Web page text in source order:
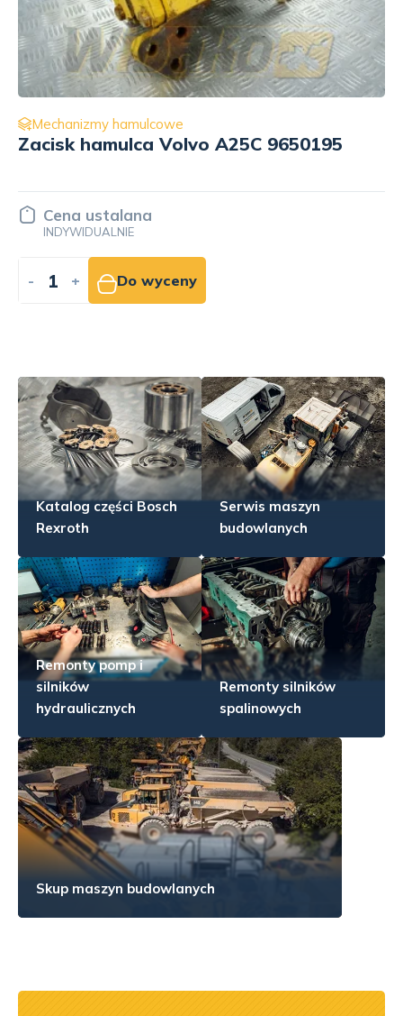
Mechanizmy hamulcowe
Zacisk hamulca wersja 2 Moxy MT36
Cena ustalana
INDYWIDUALNIE
- + Do wyceny
Katalog części Bosch
Rexroth
Serwis maszyn
budowlanych
Remonty pomp i
silników
hydraulicznych
Remonty silników
spalinowych
Skup maszyn budowlanych